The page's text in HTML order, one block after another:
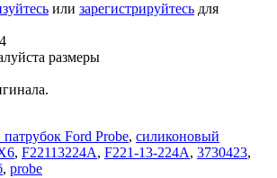
или зарегистрируйтесь для
размеры
Ford Probe, силиконовый
, F22113224A, F221-13-224A, 3730423,
, probe